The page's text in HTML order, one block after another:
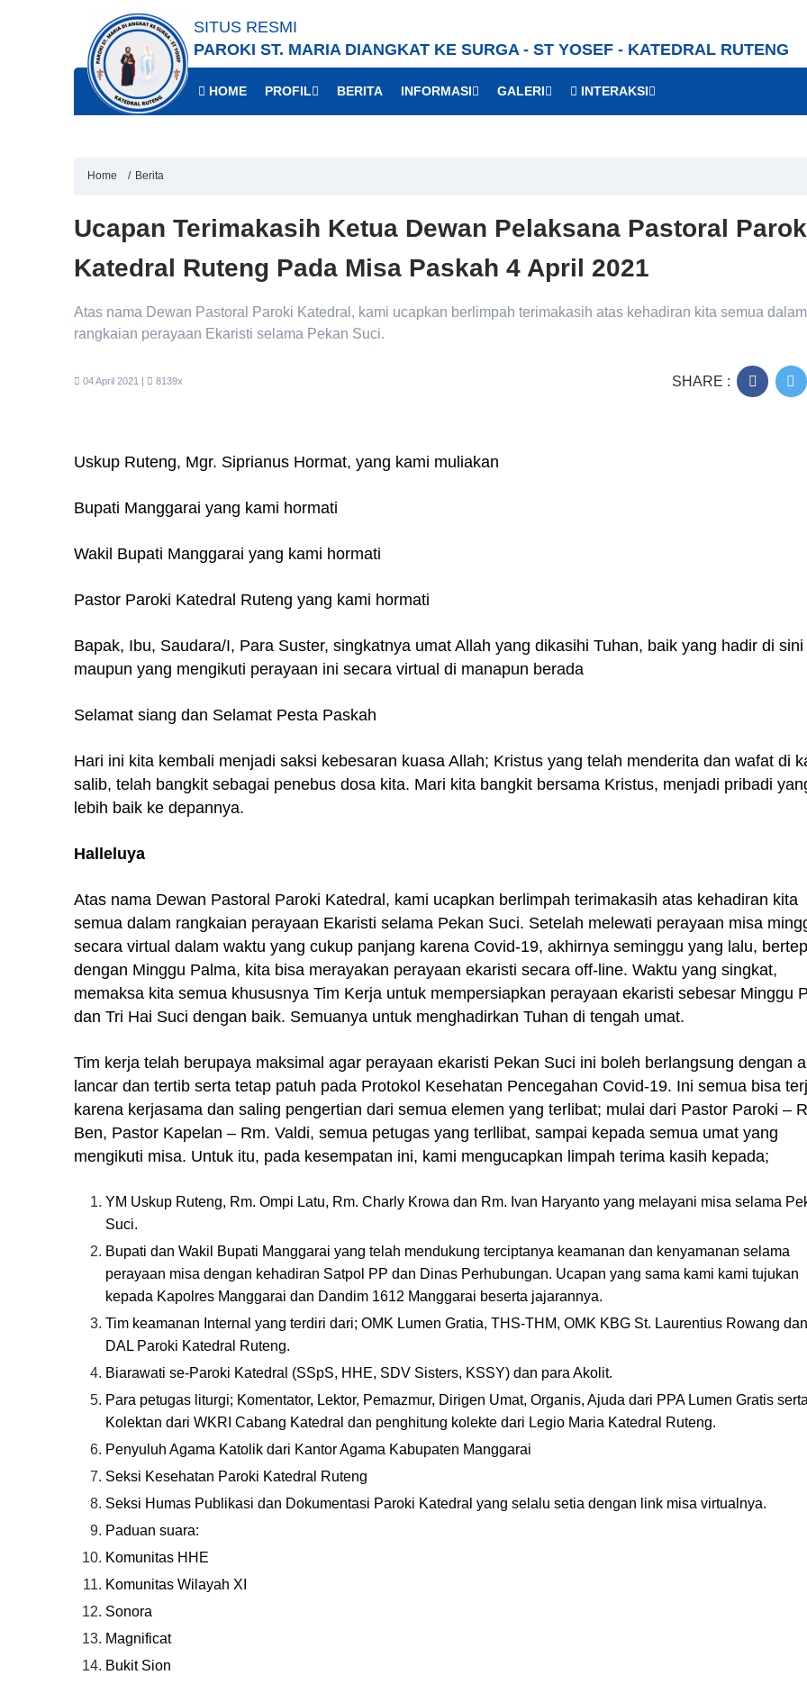
SITUS RESMI
PAROKI ST. MARIA DIANGKAT KE SURGA - ST YOSEF - KATEDRAL RUTENG
HOME PROFIL BERITA INFORMASI GALERI INTERAKSI
Home Berita
Ucapan Terimakasih Ketua Dewan Pelaksana Pastoral
Katedral Ruteng Pada Misa Paskah 4 April 2021
Atas nama Dewan Pastoral Paroki Katedral, kami ucapkan berlimpah terimakasih atas kehadiran kita semua dalam
rangkaian perayaan Ekaristi selama Pekan Suci.
04 April 2021 | 8139x SHARE :
Uskup Ruteng, Mgr. Siprianus Hormat, yang kami muliakan
Bupati Manggarai yang kami hormati
Wakil Bupati Manggarai yang kami hormati
Pastor Paroki Katedral Ruteng yang kami hormati
Bapak, Ibu, Saudara/I, Para Suster, singkatnya umat Allah yang dikasihi Tuhan, baik yang hadir di sini
maupun yang mengikuti perayaan ini secara virtual di manapun berada
Selamat siang dan Selamat Pesta Paskah
Hari ini kita kembali menjadi saksi kebesaran kuasa Allah; Kristus yang telah menderita dan wafat di
salib, telah bangkit sebagai penebus dosa kita. Mari kita bangkit bersama Kristus, menjadi pribadi
lebih baik ke depannya.
Halleluya
Atas nama Dewan Pastoral Paroki Katedral, kami ucapkan berlimpah terimakasih atas kehadiran kita
semua dalam rangkaian perayaan Ekaristi selama Pekan Suci. Setelah melewati perayaan misa
secara virtual dalam waktu yang cukup panjang karena Covid-19, akhirnya seminggu yang lalu,
dengan Minggu Palma, kita bisa merayakan perayaan ekaristi secara off-line. Waktu yang singkat,
memaksa kita semua khususnya Tim Kerja untuk mempersiapkan perayaan ekaristi sebesar Minggu
dan Tri Hai Suci dengan baik. Semuanya untuk menghadirkan Tuhan di tengah umat.
Tim kerja telah berupaya maksimal agar perayaan ekaristi Pekan Suci ini boleh berlangsung dengan
lancar dan tertib serta tetap patuh pada Protokol Kesehatan Pencegahan Covid-19. Ini semua bisa
karena kerjasama dan saling pengertian dari semua elemen yang terlibat; mulai dari Pastor Paroki –
Ben, Pastor Kapelan – Rm. Valdi, semua petugas yang terllibat, sampai kepada semua umat yang
mengikuti misa. Untuk itu, pada kesempatan ini, kami mengucapkan limpah terima kasih kepada;
YM Uskup Ruteng, Rm. Ompi Latu, Rm. Charly Krowa dan Rm. Ivan Haryanto yang melayani misa selama
Suci.
Bupati dan Wakil Bupati Manggarai yang telah mendukung terciptanya keamanan dan kenyamanan selama
perayaan misa dengan kehadiran Satpol PP dan Dinas Perhubungan. Ucapan yang sama kami kami tujukan
kepada Kapolres Manggarai dan Dandim 1612 Manggarai beserta jajarannya.
Tim keamanan Internal yang terdiri dari; OMK Lumen Gratia, THS-THM, OMK KBG St. Laurentius Rowang
DAL Paroki Katedral Ruteng.
Biarawati se-Paroki Katedral (SSpS, HHE, SDV Sisters, KSSY) dan para Akolit.
Para petugas liturgi; Komentator, Lektor, Pemazmur, Dirigen Umat, Organis, Ajuda dari PPA Lumen Gratis serta
Kolektan dari WKRI Cabang Katedral dan penghitung kolekte dari Legio Maria Katedral Ruteng.
Penyuluh Agama Katolik dari Kantor Agama Kabupaten Manggarai
Seksi Kesehatan Paroki Katedral Ruteng
Seksi Humas Publikasi dan Dokumentasi Paroki Katedral yang selalu setia dengan link misa virtualnya.
Paduan suara:
Komunitas HHE
Komunitas Wilayah XI
Sonora
Magnificat
Bukit Sion